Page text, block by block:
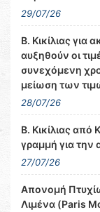
29/07/26
Β. Κικίλιας για
αυξηθούν οι
συνεχόμενη
μείωση των
28/07/26
Β. Κικίλιας
γραμμή για την
27/07/26
Απονομή
Λιμένα (Paris